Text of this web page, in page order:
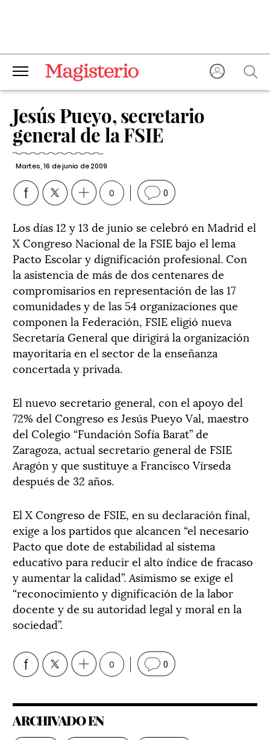
Jesús Pueyo, secretario
general de la FSIE
Martes, 16 de junio de 2009
0 0
Los días 12 y 13 de junio se celebró en Madrid el
X Congreso Nacional de la FSIE bajo el lema
Pacto Escolar y dignificación profesional. Con
la asistencia de más de dos centenares de
compromisarios en representación de las 17
comunidades y de las 54 organizaciones que
componen la Federación, FSIE eligió nueva
Secretaría General que dirigirá la organización
mayoritaria en el sector de la enseñanza
concertada y privada.
El nuevo secretario general, con el apoyo del
72% del Congreso es Jesús Pueyo Val, maestro
del Colegio “Fundación Sofía Barat” de
Zaragoza, actual secretario general de FSIE
Aragón y que sustituye a Francisco Vírseda
después de 32 años.
El X Congreso de FSIE, en su declaración final,
exige a los partidos que alcancen “el necesario
Pacto que dote de estabilidad al sistema
educativo para reducir el alto índice de fracaso
y aumentar la calidad”. Asimismo se exige el
“reconocimiento y dignificación de la labor
docente y de su autoridad legal y moral en la
sociedad”.
0 0
ARCHIVADO EN